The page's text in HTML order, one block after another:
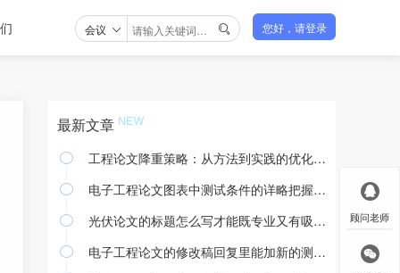
会议  您好，请登录
最新文章
 工程论文降重策略：从方法到实践的优化途径
 电子工程论文图表中测试条件的详略把握与撰写规范
 光伏论文的标题怎么写才能既专业又有吸引力
 电子工程论文的修改稿回复里能加新的测试结果吗
顾问老师